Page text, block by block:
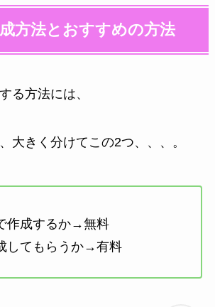
方法とおすすめの方法
る方法には、
大きく分けてこの2つ、、、。
作成するか→無料
してもらうか→有料